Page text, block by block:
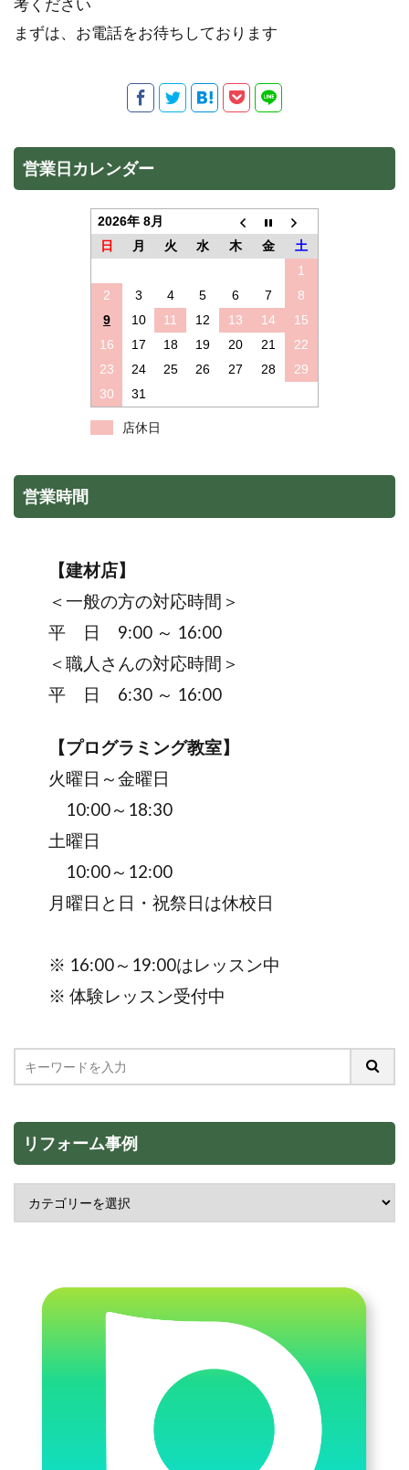
考ください
まずは、お電話をお待ちしております
営業日カレンダー
2026年 8月
日
月 火 水 木 金
土
1
2
3 4 5 6 7
8
9
10 11 12 13 14
15
16
17 18 19 20 21
22
23
24 25 26 27 28
29
30
31
店休日
営業時間
【建材店】
＜一般の方の対応時間＞
平 日 9:00 ～ 16:00
＜職人さんの対応時間＞
平 日 6:30 ～ 16:00
【プログラミング教室】
火曜日～金曜日
10:00～18:30
土曜日
10:00～12:00
月曜日と日・祝祭日は休校日
※ 16:00～19:00はレッスン中
※ 体験レッスン受付中
リフォーム事例